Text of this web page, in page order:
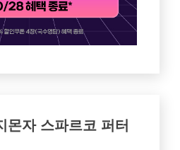
몬자 스파르코 퍼터